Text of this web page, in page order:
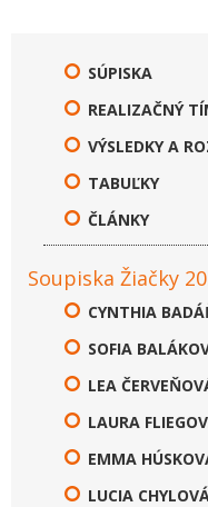
SÚPISKA
REALIZAČNÝ
VÝSLEDKY A
TABUĽKY
ČLÁNKY
Soupiska Žiačky
CYNTHIA
SOFIA
LEA
LAURA
EMMA
LUCIA